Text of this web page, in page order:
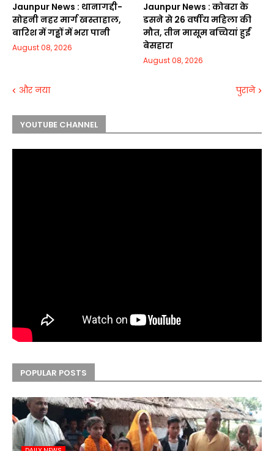
Jaunpur News : थानागद्दी-
सोहनी नहर मार्ग खस्ताहाल,
बारिश में गड्ढों में भरा पानी
August 08, 2026
Jaunpur News : कोबरा के
डसने से 26 वर्षीय महिला की
मौत, तीन मासूम बच्चियां हुईं
बेसहारा
August 08, 2026
और नया पुराने
YOUTUBE CHANNEL
POPULAR POSTS